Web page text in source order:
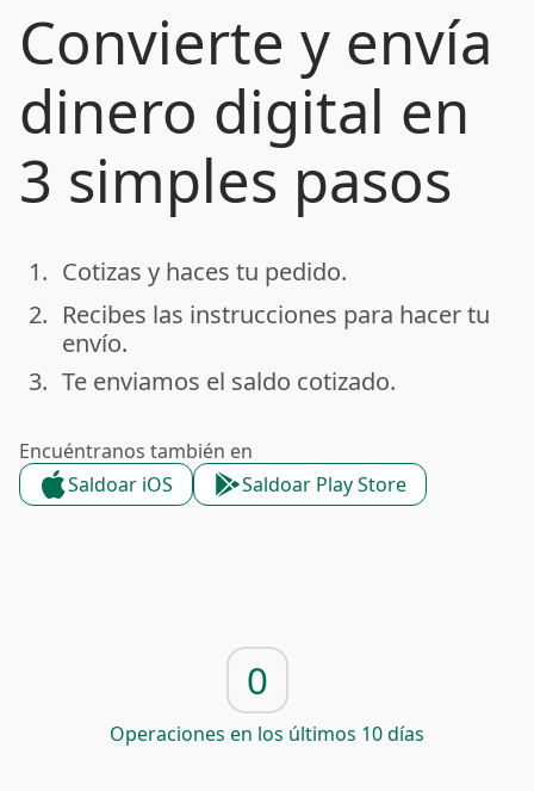
Convierte y envía
dinero digital en
3 simples pasos
done
1. Cotizas y haces tu pedido.
done
2. Recibes las instrucciones para hacer tu
envío.
done
3. Te enviamos el saldo cotizado.
Encuéntranos también en
Saldoar iOS
Saldoar Play Store
0
Operaciones en los últimos 10 días